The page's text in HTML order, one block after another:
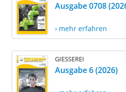
Ausgabe 0708
› mehr erfahren
GIESSEREI
Ausgabe 6 (2026)